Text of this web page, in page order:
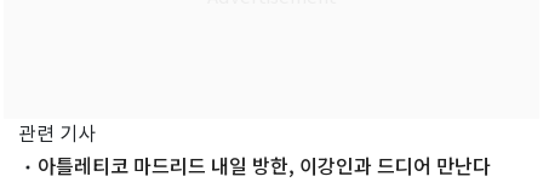
관련 기사
아틀레티코 마드리드 내일 방한, 이강인과 드디어 만난다